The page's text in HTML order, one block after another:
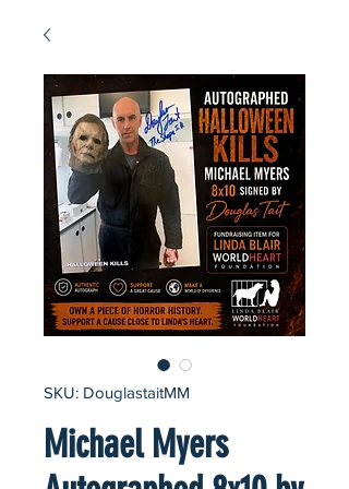
SKU: DouglastaitMM
Michael Myers